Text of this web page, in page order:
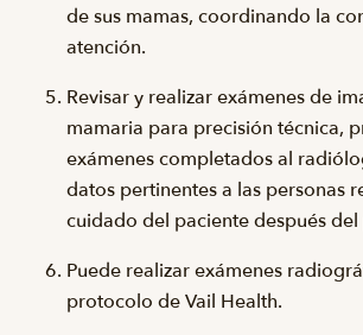
de sus mamas, coordinando la
atención.
Revisar y realizar exámenes de
mamaria para precisión técnica,
exámenes completados al
datos pertinentes a las personas
cuidado del paciente después
Puede realizar exámenes
protocolo de Vail Health.